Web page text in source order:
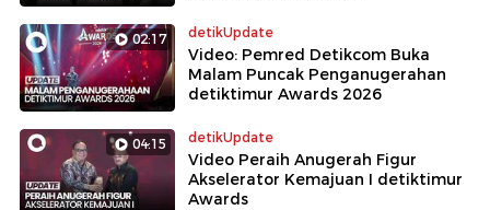
02:17 detikUpdate
Video: Pemred Detikcom Buka
Malam Puncak Penganugerahan
detiktimur Awards 2026
04:15 detikUpdate
Video Peraih Anugerah Figur
Akselerator Kemajuan I detiktimur
Awards